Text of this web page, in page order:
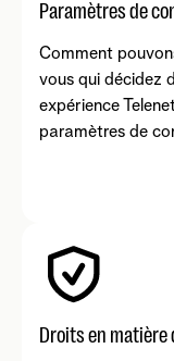
Téléchargez notre
KB)pour obtenir
Paramètres de
Comment
vous qui décidez
expérience
paramètres de
Droits en matière